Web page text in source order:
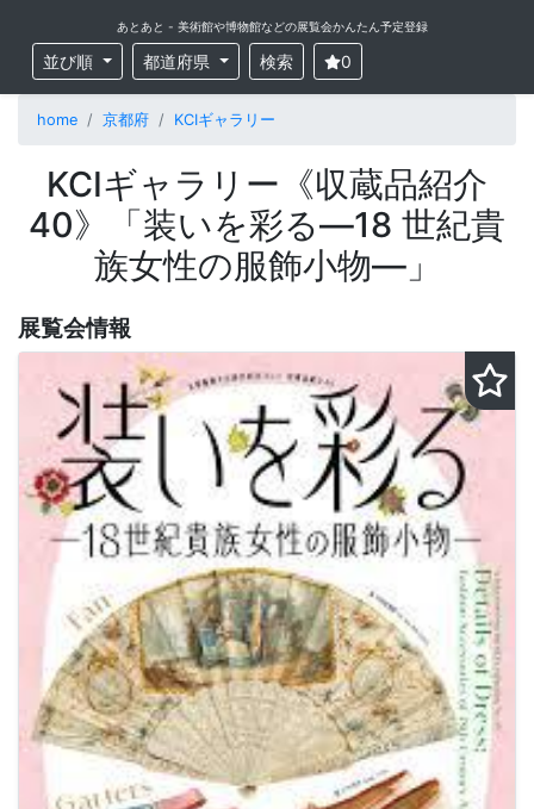
あとあと - 美術館や博物館などの展覧会かんたん予定登録
並び順 都道府県 検索 0
home 京都府 KCIギャラリー
KCIギャラリー《収蔵品紹介
40》「装いを彩る―18 世紀貴
族女性の服飾小物―」
展覧会情報